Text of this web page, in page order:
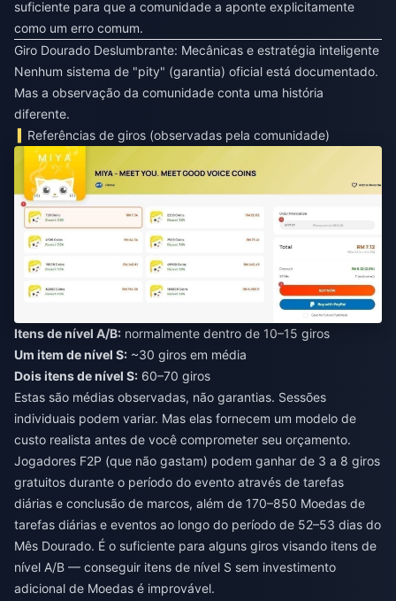
suficiente para que a comunidade a aponte explicitamente
como um erro comum.
Giro Dourado Deslumbrante: Mecânicas e estratégia inteligente
Nenhum sistema de "pity" (garantia) oficial está documentado.
Mas a observação da comunidade conta uma história
diferente.
Referências de giros (observadas pela comunidade)
Itens de nível A/B: normalmente dentro de 10–15 giros
Um item de nível S: ~30 giros em média
Dois itens de nível S: 60–70 giros
Estas são médias observadas, não garantias. Sessões
individuais podem variar. Mas elas fornecem um modelo de
custo realista antes de você comprometer seu orçamento.
Jogadores F2P (que não gastam) podem ganhar de 3 a 8 giros
gratuitos durante o período do evento através de tarefas
diárias e conclusão de marcos, além de 170–850 Moedas de
tarefas diárias e eventos ao longo do período de 52–53 dias do
Mês Dourado. É o suficiente para alguns giros visando itens de
nível A/B — conseguir itens de nível S sem investimento
adicional de Moedas é improvável.